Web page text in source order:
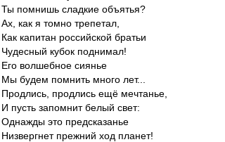
Ты помнишь сладкие объятья?
Ах, как я томно трепетал,
Как капитан российской братьи
Чудесный кубок поднимал!
Его волшебное сиянье
Мы будем помнить много лет...
Продлись, продлись ещё мечтанье,
И пусть запомнит белый свет:
Однажды это предсказанье
Низвергнет прежний ход планет!